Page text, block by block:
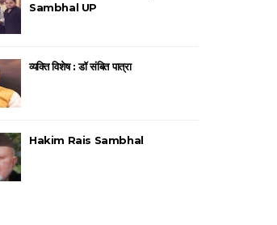
Sambhal UP
व्यक्ति विशेष : डॉ संबित पात्रा
Hakim Rais Sambhal